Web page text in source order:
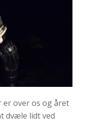
over os og året
dvæle lidt ved